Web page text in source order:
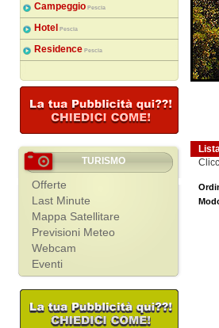
Campeggio Pescia
Hotel Pescia
Residence Pescia
TURISMO
Offerte
Last Minute
Mappa Satellitare
Previsioni Meteo
Webcam
Eventi